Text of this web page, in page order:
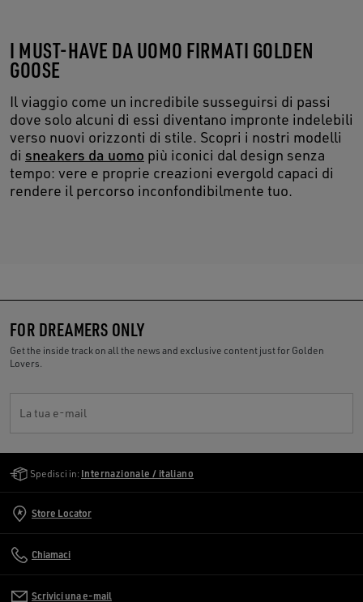
I MUST-HAVE DA UOMO FIRMATI GOLDEN
GOOSE
Il viaggio come un incredibile susseguirsi di passi
dove solo alcuni di essi diventano impronte indelebili
verso nuovi orizzonti di stile. Scopri i nostri modelli
di sneakers da uomo più iconici dal design senza
tempo: vere e proprie creazioni evergold capaci di
rendere il percorso inconfondibilmente tuo.
FOR DREAMERS ONLY
Get the inside track on all the news and exclusive content just for Golden
Lovers.
La tua e-mail
Spedisci in: Internazionale / italiano
Store Locator
Chiamaci
Scrivici una e-mail